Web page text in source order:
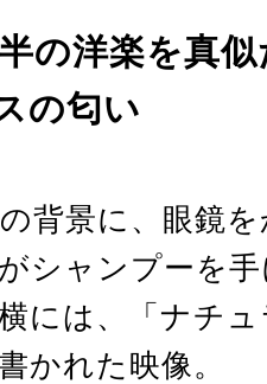
の洋楽を真
の匂い
背景に、眼鏡
シャンプーを
には、「ナチ
かれた映像。